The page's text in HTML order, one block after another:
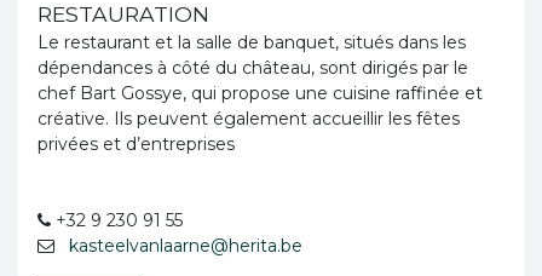
RESTAURATION
Le restaurant et la salle de banquet, situés dans les
dépendances à côté du château, sont dirigés par le
chef Bart Gossye, qui propose une cuisine raffinée et
créative. Ils peuvent également accueillir les fêtes
privées et d’entreprises
+32 9 230 91 55
kasteelvanlaarne@herita.be